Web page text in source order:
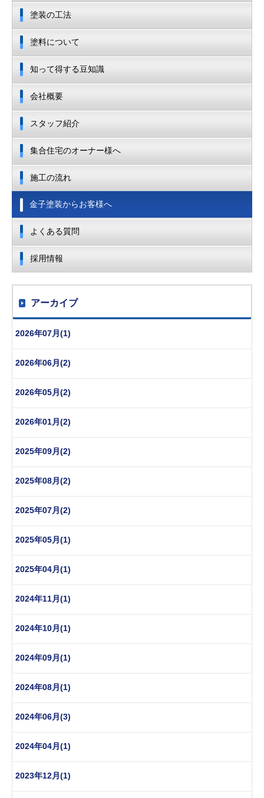
塗装の工法
塗料について
知って得する豆知識
会社概要
スタッフ紹介
集合住宅のオーナー様へ
施工の流れ
金子塗装からお客様へ
よくある質問
採用情報
アーカイブ
2026年07月(1)
2026年06月(2)
2026年05月(2)
2026年01月(2)
2025年09月(2)
2025年08月(2)
2025年07月(2)
2025年05月(1)
2025年04月(1)
2024年11月(1)
2024年10月(1)
2024年09月(1)
2024年08月(1)
2024年06月(3)
2024年04月(1)
2023年12月(1)